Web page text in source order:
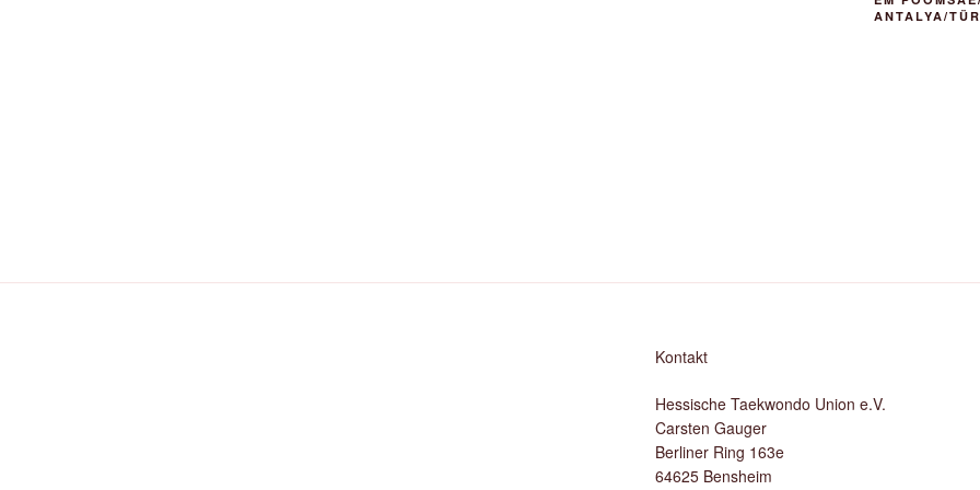
ANTALYA/
Kontakt
Hessische Taekwondo Union e.V.
Carsten Gauger
Berliner Ring 163e
64625 Bensheim